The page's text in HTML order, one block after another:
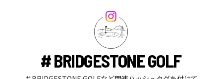
# BRIDGESTONE GOLF